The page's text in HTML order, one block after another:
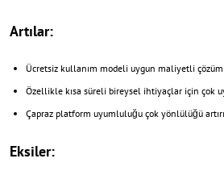
Artılar:
Ücretsiz kullanım modeli uygun maliyetli
Özellikle kısa süreli bireysel ihtiyaçlar için çok
Çapraz platform uyumluluğu çok yönlülüğü
Eksiler: